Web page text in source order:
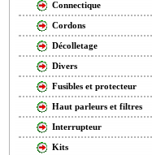
Connectique
Cordons
Décolletage
Divers
Fusibles et protecteur
Haut parleurs et filtres
Interrupteur
Kits